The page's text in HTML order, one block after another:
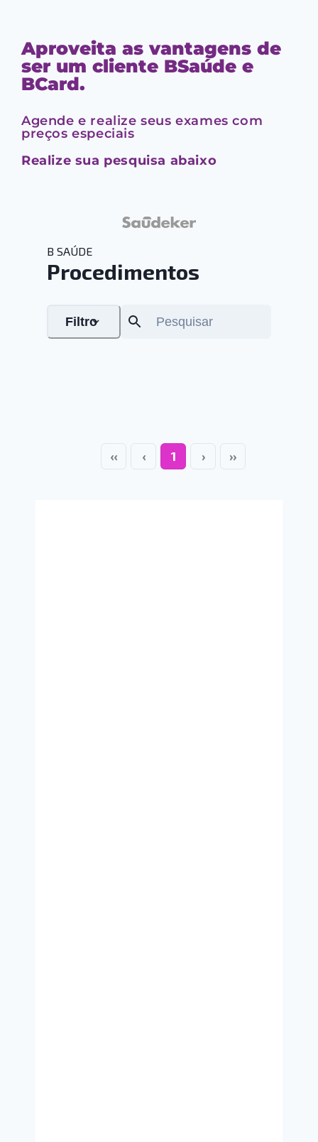
Aproveita as vantagens de
ser um cliente BSaúde e
BCard.
Agende e realize seus exames com
preços especiais
Realize sua pesquisa abaixo